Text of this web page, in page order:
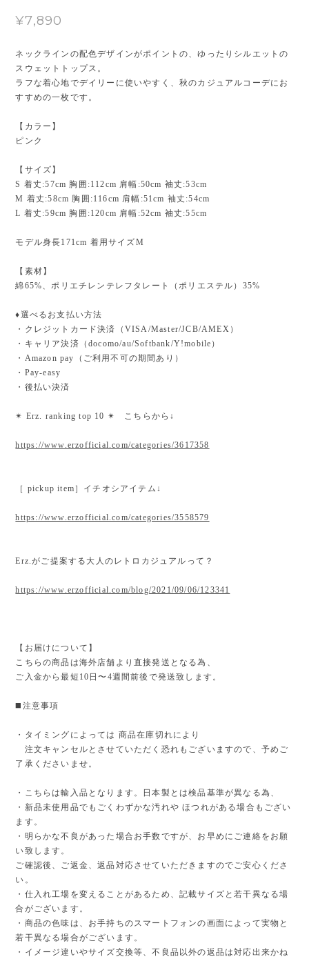
¥7,890
ネックラインの配色デザインがポイントの、ゆったりシルエットの
スウェットトップス。
ラフな着心地でデイリーに使いやすく、秋のカジュアルコーデにお
すすめの一枚です。
【カラー】
ピンク
【サイズ】
S 着丈:57cm 胸囲:112cm 肩幅:50cm 袖丈:53cm
M 着丈:58cm 胸囲:116cm 肩幅:51cm 袖丈:54cm
L 着丈:59cm 胸囲:120cm 肩幅:52cm 袖丈:55cm
モデル身長171cm 着用サイズM
【素材】
綿65%、ポリエチレンテレフタレート（ポリエステル）35%
♦︎選べるお支払い方法
・クレジットカード決済（VISA/Master/JCB/AMEX）
・キャリア決済（docomo/au/Softbank/Y!mobile）
・Amazon pay（ご利用不可の期間あり）
・Pay-easy
・後払い決済
✴︎ Erz. ranking top 10 ✴︎ こちらから↓
https://www.erzofficial.com/categories/3617358
［ pickup item］イチオシアイテム↓
https://www.erzofficial.com/categories/3558579
Erz.がご提案する大人のレトロカジュアルって？
https://www.erzofficial.com/blog/2021/09/06/123341
【お届けについて】
こちらの商品は海外店舗より直接発送となる為、
ご入金から最短10日〜4週間前後で発送致します。
◼️注意事項
・タイミングによっては 商品在庫切れにより
注文キャンセルとさせていただく恐れもございますので、予めご
了承くださいませ。
・こちらは輸入品となります。日本製とは検品基準が異なる為、
・新品未使用品でもごくわずかな汚れや ほつれがある場合もござい
ます。
・明らかな不良があった場合お手数ですが、お早めにご連絡をお願
い致します。
ご確認後、ご返金、返品対応させていただきますのでご安心くださ
い。
・仕入れ工場を変えることがあるため、記載サイズと若干異なる場
合がございます。
・商品の色味は、お手持ちのスマートフォンの画面によって実物と
若干異なる場合がございます。
・イメージ違いやサイズ交換等、不良品以外の返品は対応出来かね